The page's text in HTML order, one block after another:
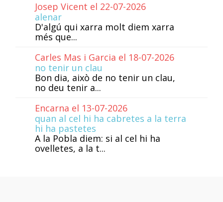
Josep Vicent el 22-07-2026
alenar
D'algú qui xarra molt diem xarra
més que...
Carles Mas i Garcia el 18-07-2026
no tenir un clau
Bon dia, això de no tenir un clau,
no deu tenir a...
Encarna el 13-07-2026
quan al cel hi ha cabretes a la terra
hi ha pastetes
A la Pobla diem: si al cel hi ha
ovelletes, a la t...